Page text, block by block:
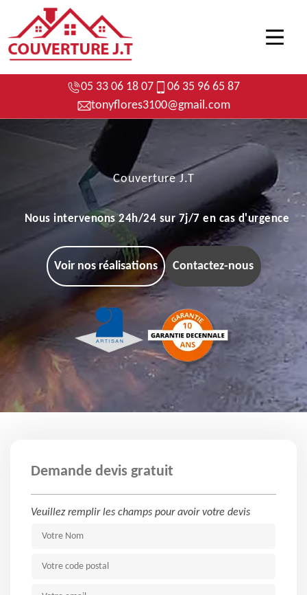
05 33 06 18 07
06 35 96 65 87
tonyflores3100@gmail.com
Couverture J.T
Nous intervenons 24h/24 sur 7j/7 en cas d'urgence
Voir nos réalisations Contactez-nous
Demande devis gratuit
Veuillez remplir les champs pour avoir votre devis